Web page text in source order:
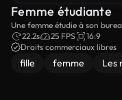
Femme étudiante
Une femme étudie à son
portable.
22.2s 25 FPS
16:9
Droits commerciaux libres
fille femme Les